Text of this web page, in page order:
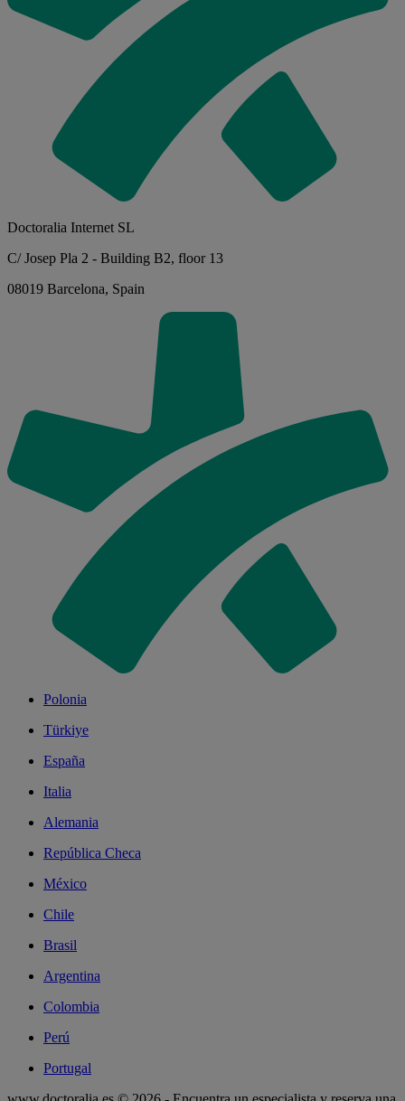
Doctoralia Internet SL
C/ Josep Pla 2 - Building B2, floor 13
08019 Barcelona, Spain
Polonia
Türkiye
España
Italia
Alemania
República Checa
México
Chile
Brasil
Argentina
Colombia
Perú
Portugal